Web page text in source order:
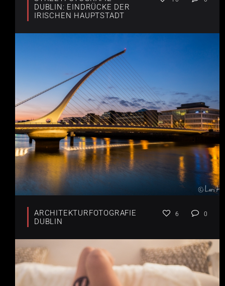
DUBLIN: EINDRÜCKE DER
IRISCHEN HAUPTSTADT
ARCHITEKTURFOTOGRAFIE
DUBLIN
6 0